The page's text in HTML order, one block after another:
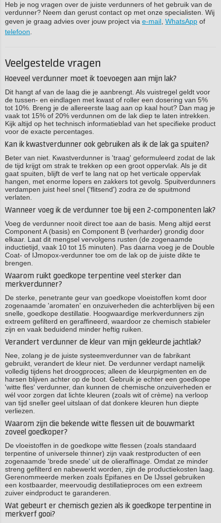
Heb je nog vragen over de juiste verdunners of het gebruik van de
verdunner? Neem dan gerust contact op met onze specialisten. Wij
geven je graag advies over jouw project via e-mail WhatsApp of
telefoon
Veelgestelde vragen
Hoeveel verdunner moet ik toevoegen aan mijn lak?
Dit hangt af van de laag die je aanbrengt. Als vuistregel geldt voor
de tussen- en eindlagen met kwast of roller een dosering van 5%
tot 10%. Breng je de allereerste laag aan op kaal hout? Dan mag je
vaak tot 15% of 20% verdunnen om de lak diep te laten intrekken.
Kijk altijd op het technisch informatieblad van het specifieke product
voor de exacte percentages.
Kan ik kwastverdunner ook gebruiken als ik de lak ga spuiten?
Beter van niet. Kwastverdunner is 'traag' geformuleerd zodat de lak
de tijd krijgt om strak te trekken op een groot oppervlak. Als je dit
gaat spuiten, blijft de verf te lang nat op het verticale oppervlak
hangen, met enorme lopers en zakkers tot gevolg. Spuitverdunners
verdampen juist heel snel ('flitsend') zodra ze de spuitmond
verlaten.
Wanneer voeg ik de verdunner toe bij een 2-componenten lak?
Voeg de verdunner nooit direct toe aan de basis. Meng altijd eerst
Component A (basis) en Component B (verharder) grondig door
elkaar. Laat dit mengsel vervolgens rusten (de zogenaamde
inductietijd, vaak 10 tot 15 minuten). Pas daarna voeg je de Double
Coat- of IJmopox-verdunner toe om de lak op de juiste dikte te
brengen.
Waarom ruikt goedkope terpentine veel sterker dan
merkverdunner?
De sterke, penetrante geur van goedkope vloeistoffen komt door
zogenaamde 'aromaten' en onzuiverheden die achterblijven bij een
snelle, goedkope destillatie. Hoogwaardige merkverdunners zijn
extreem gefilterd en geraffineerd, waardoor ze chemisch stabieler
zijn en vaak beduidend minder heftig ruiken.
Verandert verdunner de kleur van mijn gekleurde jachtlak?
Nee, zolang je de juiste systeemverdunner van de fabrikant
gebruikt, verandert de kleur niet. De verdunner verdapt namelijk
volledig tijdens het droogproces; alleen de kleurpigmenten en de
harsen blijven achter op de boot. Gebruik je echter een goedkope
'witte fles' verdunner, dan kunnen de chemische onzuiverheden er
wél voor zorgen dat lichte kleuren (zoals wit of crème) na verloop
van tijd sneller geel uitslaan of dat donkere kleuren hun diepte
verliezen.
Waarom zijn die bekende witte flessen uit de bouwmarkt
zoveel goedkoper?
De vloeistoffen in de goedkope witte flessen (zoals standaard
terpentine of universele thinner) zijn vaak restproducten of een
zogenaamde 'brede snede' uit de olieraffinage. Omdat ze minder
streng gefilterd en nabewerkt worden, zijn de productiekosten laag.
Gerenommeerde merken zoals Epifanes en De IJssel gebruiken
een kostbaarder, meervoudig destillatieproces om een extreem
zuiver eindproduct te garanderen.
Wat gebeurt er chemisch gezien als ik goedkope terpentine in
merkverf gooi?